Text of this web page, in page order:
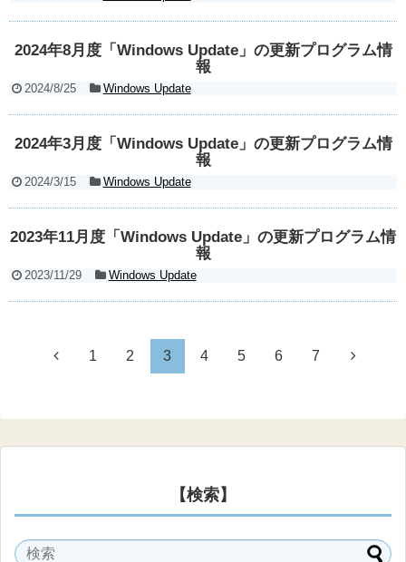
2024年8月度「Windows Update」の更新プログラム情
報
2024/8/25 Windows Update
2024年3月度「Windows Update」の更新プログラム情
報
2024/3/15 Windows Update
2023年11月度「Windows Update」の更新プログラム情
報
2023/11/29 Windows Update
1 2 3 4 5 6 7
【検索】